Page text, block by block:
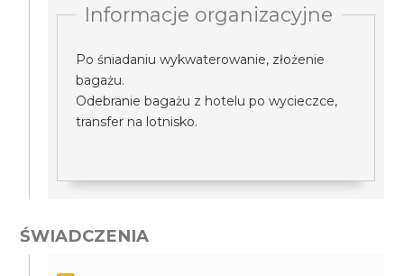
Informacje organizacyjne
Po śniadaniu wykwaterowanie, złożenie
bagażu.
Odebranie bagażu z hotelu po wycieczce,
transfer na lotnisko.
ŚWIADCZENIA